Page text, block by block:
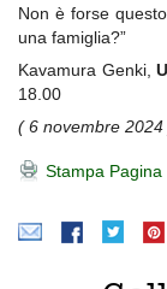
Non è forse
una famiglia?”
Kavamura Genki,
18.00
( 6 novembre 2024
Stampa Pagina